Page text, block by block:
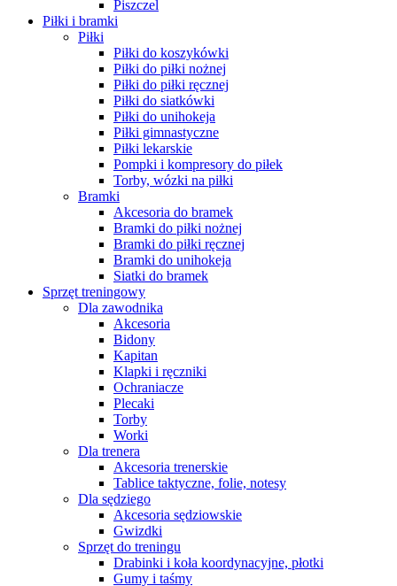
Piszczel
Piłki i bramki
Piłki
Piłki do koszykówki
Piłki do piłki nożnej
Piłki do piłki ręcznej
Piłki do siatkówki
Piłki do unihokeja
Piłki gimnastyczne
Piłki lekarskie
Pompki i kompresory do piłek
Torby, wózki na piłki
Bramki
Akcesoria do bramek
Bramki do piłki nożnej
Bramki do piłki ręcznej
Bramki do unihokeja
Siatki do bramek
Sprzęt treningowy
Dla zawodnika
Akcesoria
Bidony
Kapitan
Klapki i ręczniki
Ochraniacze
Plecaki
Torby
Worki
Dla trenera
Akcesoria trenerskie
Tablice taktyczne, folie, notesy
Dla sędziego
Akcesoria sędziowskie
Gwizdki
Sprzęt do treningu
Drabinki i koła koordynacyjne, płotki
Gumy i taśmy